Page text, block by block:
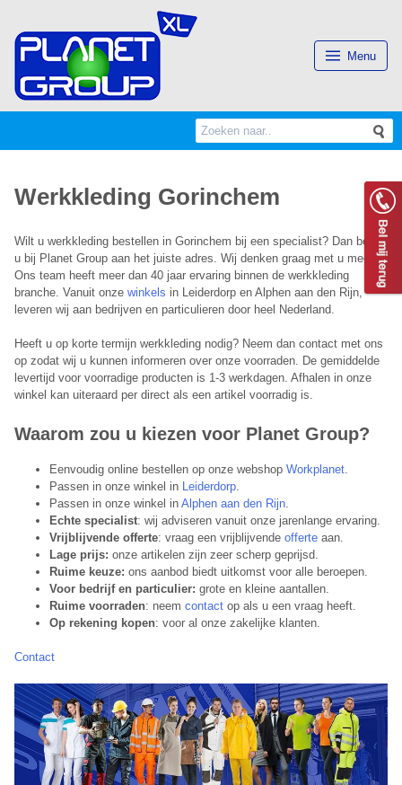
Menu
Search
for:
Werkkleding Gorinchem
Wilt u werkkleding bestellen in Gorinchem bij een specialist? Dan bent
u bij Planet Group aan het juiste adres. Wij denken graag met u mee.
Ons team heeft meer dan 40 jaar ervaring binnen de werkkleding
branche. Vanuit onze winkels in Leiderdorp en Alphen aan den Rijn,
leveren wij aan bedrijven en particulieren door heel Nederland.
Heeft u op korte termijn werkkleding nodig? Neem dan contact met ons
op zodat wij u kunnen informeren over onze voorraden. De gemiddelde
levertijd voor voorradige producten is 1-3 werkdagen. Afhalen in onze
winkel kan uiteraard per direct als een artikel voorradig is.
Waarom zou u kiezen voor Planet Group?
Eenvoudig online bestellen op onze webshop Workplanet
Passen in onze winkel in Leiderdorp
Passen in onze winkel in Alphen aan den Rijn
Echte specialist: wij adviseren vanuit onze jarenlange ervaring.
Vrijblijvende offerte: vraag een vrijblijvende offerte aan.
Lage prijs: onze artikelen zijn zeer scherp geprijsd.
Ruime keuze: ons aanbod biedt uitkomst voor alle beroepen.
Voor bedrijf en particulier: grote en kleine aantallen.
Ruime voorraden: neem contact op als u een vraag heeft.
Op rekening kopen: voor al onze zakelijke klanten.
Contact
(Esc)